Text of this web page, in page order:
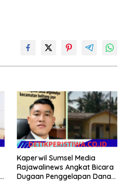
Kaperwil Sumsel Media
Rajawalinews Angkat Bicara
Dugaan Penggelapan Dana